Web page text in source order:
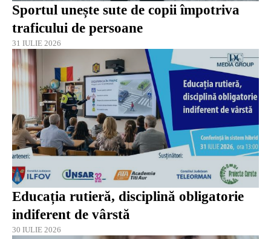
Sportul unește sute de copii împotriva
traficului de persoane
31 IULIE 2026
Educația rutieră, disciplină obligatorie
indiferent de vârstă
30 IULIE 2026